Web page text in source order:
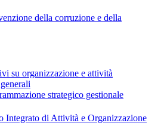
della corruzione e della
su organizzazione e attività
strategico gestionale
Integrato di Attività e Organizzazione